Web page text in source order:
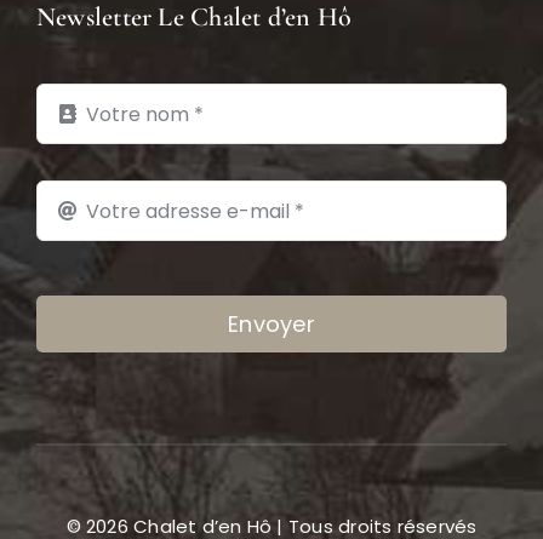
Newsletter Le Chalet d’en Hô
Envoyer
© 2026 Chalet d’en Hô | Tous droits réservés